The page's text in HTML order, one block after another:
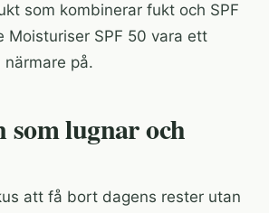
som kombinerar fukt och SPF
Moisturiser SPF 50 vara ett
på.
lugnar och
att få bort dagens rester utan